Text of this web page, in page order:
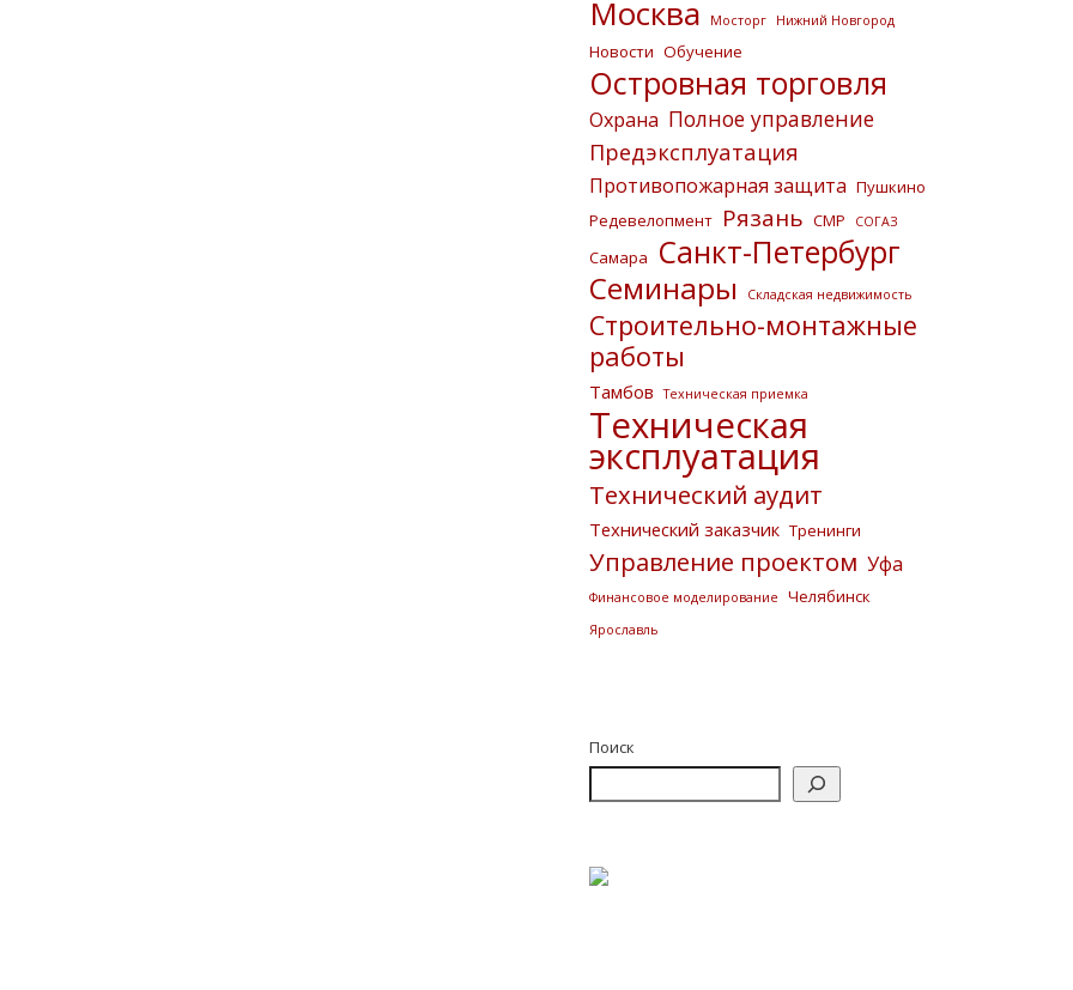
Москва Мосторг Нижний Новгород
Новости Обучение
Островная торговля
Охрана Полное управление
Предэксплуатация
Противопожарная защита Пушкино
Редевелопмент Рязань СМР СОГАЗ
Самара
Санкт-Петербург
Семинары
Складская недвижимость
Строительно-монтажные
работы
Тамбов Техническая приемка
Техническая
эксплуатация
Технический аудит
Технический заказчик Тренинги
Управление проектом Уфа
Финансовое моделирование Челябинск
Ярославль
Поиск